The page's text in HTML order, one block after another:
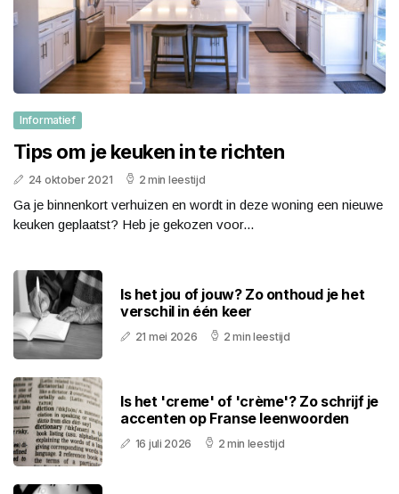
Informatief
Tips om je keuken in te richten
24 oktober 2021 2 min leestijd
Ga je binnenkort verhuizen en wordt in deze woning een nieuwe
keuken geplaatst? Heb je gekozen voor...
Is het jou of jouw? Zo onthoud je het
verschil in één keer
21 mei 2026 2 min leestijd
Is het 'creme' of 'crème'? Zo schrijf je
accenten op Franse leenwoorden
16 juli 2026 2 min leestijd